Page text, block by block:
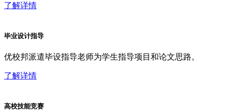
了解详情
毕业设计指导
优校邦派遣毕设指导老师为学生指导项目和论文思路。
了解详情
高校技能竞赛